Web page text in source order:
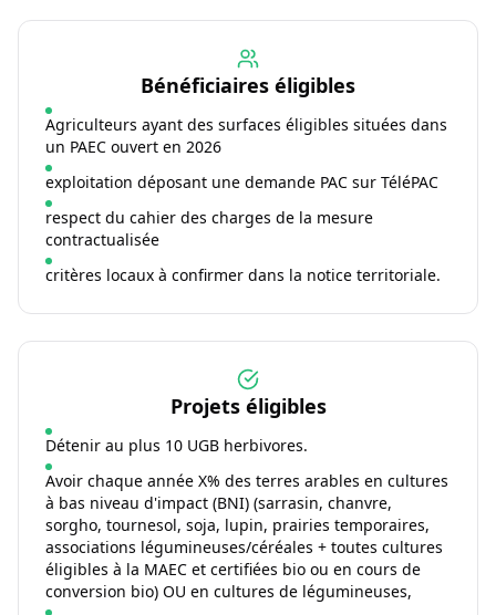
Bénéficiaires éligibles
Agriculteurs ayant des surfaces éligibles situées dans
un PAEC ouvert en 2026
exploitation déposant une demande PAC sur TéléPAC
respect du cahier des charges de la mesure
contractualisée
critères locaux à confirmer dans la notice territoriale.
Projets éligibles
Détenir au plus 10 UGB herbivores.
Avoir chaque année X% des terres arables en cultures
à bas niveau d'impact (BNI) (sarrasin, chanvre,
sorgho, tournesol, soja, lupin, prairies temporaires,
associations légumineuses/céréales + toutes cultures
éligibles à la MAEC et certifiées bio ou en cours de
conversion bio) OU en cultures de légumineuses,